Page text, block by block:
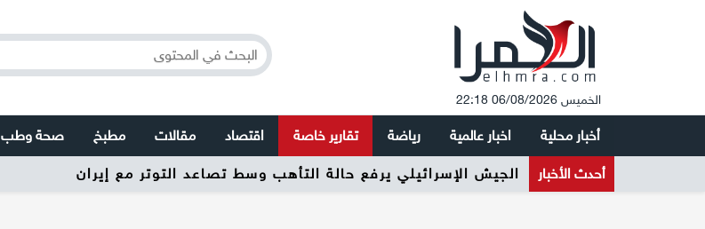
الخميس 06/08/2026 22:18
أخبار محلية اخبار عالمية رياضة تقارير خاصة اقتصاد مقالات مطبخ صحة وطب
أحدث الأخبار